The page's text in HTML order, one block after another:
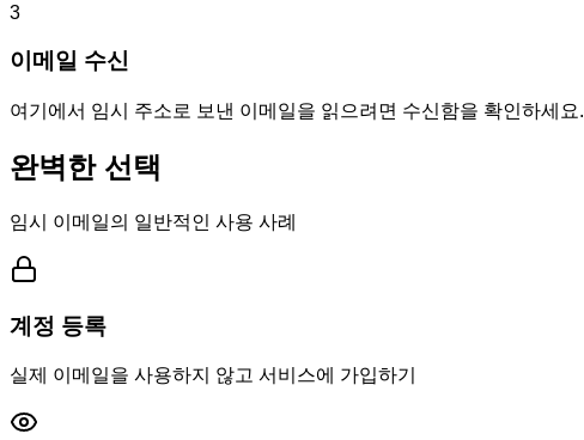
3
이메일 수신
여기에서 임시 주소로 보낸 이메일을 읽으려면 수신함을 확인하세요.
완벽한 선택
임시 이메일의 일반적인 사용 사례
계정 등록
실제 이메일을 사용하지 않고 서비스에 가입하기